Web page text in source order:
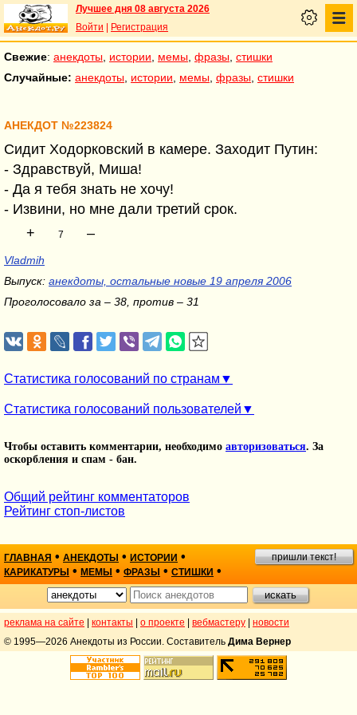
Лучшее дня 08 августа 2026
Войти
Регистрация
Свежие: анекдоты истории мемы фразы стишки
Случайные: анекдоты истории мемы фразы стишки
АНЕКДОТ №223824
Сидит Ходорковский в камере. Заходит Путин:
- Здравствуй, Миша!
- Да я тебя знать не хочу!
- Извини, но мне дали третий срок.
+
7 –
Vladmih
Выпуск: анекдоты, остальные новые 19 апреля 2006
Проголосовало за – 38, против – 31
Статистика голосований по странам
Статистика голосований пользователей
Чтобы оставить комментарии, необходимо авторизоваться. За
оскорбления и спам - бан.
Общий рейтинг комментаторов
Рейтинг стоп-листов
ГЛАВНАЯ • АНЕКДОТЫ • ИСТОРИИ •
КАРИКАТУРЫ • МЕМЫ • ФРАЗЫ • СТИШКИ •
пришли текст!
реклама на сайте контакты о проекте вебмастеру
новости
© 1995—2026 Анекдоты из России. Составитель Дима Вернер